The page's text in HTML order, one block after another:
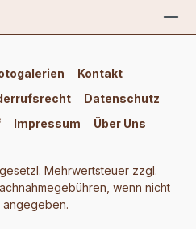
Kontakt
Datenschutz
Impressum Über Uns
Mehrwertsteuer zzgl.
wenn nicht
angegeben.